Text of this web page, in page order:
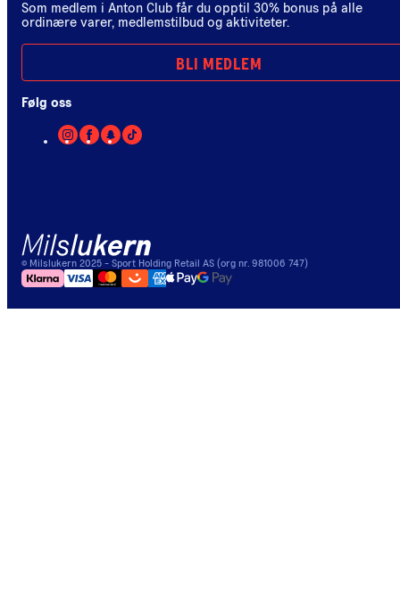
Som medlem i Anton Club får du opptil 30% bonus på alle
ordinære varer, medlemstilbud og aktiviteter.
BLI MEDLEM
Følg oss
© Milslukern 2025 - Sport Holding Retail AS (org nr. 981006 747)